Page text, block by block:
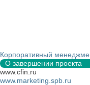
Корпоративный
О завершении проекта
www.cfin.ru
www.marketing.spb.ru